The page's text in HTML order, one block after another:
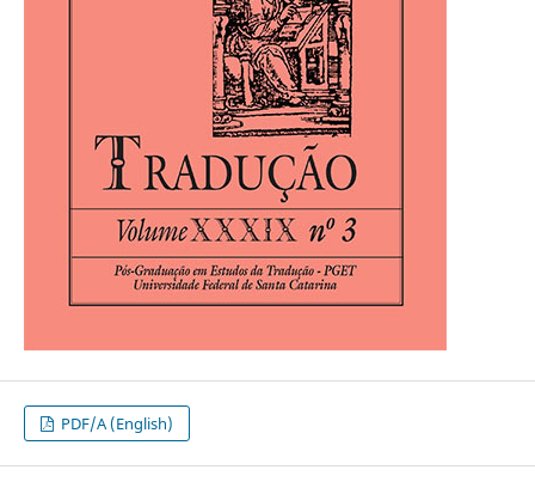
PDF/A (English)